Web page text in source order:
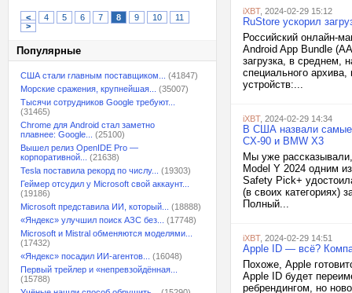
< 4 5 6 7 8 9 10
11
>
Популярные
США стали главным поставщиком...
(41847)
Морские сражения, крупнейшая...
(35007)
Тысячи сотрудников Google требуют...
(31465)
Chrome для Android стал заметно
плавнее: Google...
(25100)
Вышел релиз OpenIDE Pro —
корпоративной...
(21638)
Tesla поставила рекорд по числу...
(19303)
Геймер отсудил у Microsoft свой аккаунт...
(19186)
Microsoft представила ИИ, который...
(18888)
«Яндекс» улучшил поиск АЗС без...
(17748)
Microsoft и Mistral обменяются моделями...
(17432)
«Яндекс» посадил ИИ-агентов...
(16048)
Первый трейлер и «непревзойдённая...
(15788)
iXBT, 2024-02-29 15:12
RuStore ускорил
Российский онлайн-
Android App Bundle
загрузка, в среднем,
специального
устройств:...
iXBT, 2024-02-29 14:34
В США назвали самые
CX-90 и BMW X3
Мы уже
Model Y 2024 одним
Safety Pick+
(в своих категориях)
Полный...
iXBT, 2024-02-29 14:51
Apple ID — всё?
Похоже, Apple
Apple ID будет
ребрендингом, но